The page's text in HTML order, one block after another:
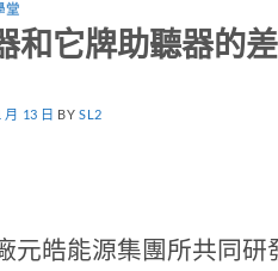
堂
和它牌助聽器的
月 13 日 BYSL2
元皓能源集團所共同研